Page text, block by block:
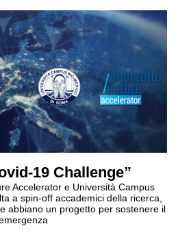
19 Challenge”
Accelerator e Università Campus
a spin-off accademici della ricerca,
abbiano un progetto per sostenere il